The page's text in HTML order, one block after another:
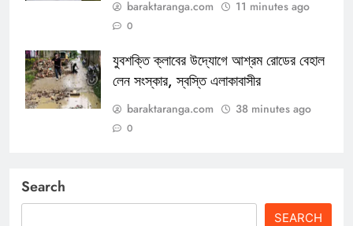
baraktaranga.com 11 minutes ago
0
যুবশক্তি ক্লাবের উদ্যোগে আশ্রম রোডের বেহাল
লেন সংস্কার, স্বস্তি এলাকাবাসীর
baraktaranga.com 38 minutes ago
0
Search
SEARCH